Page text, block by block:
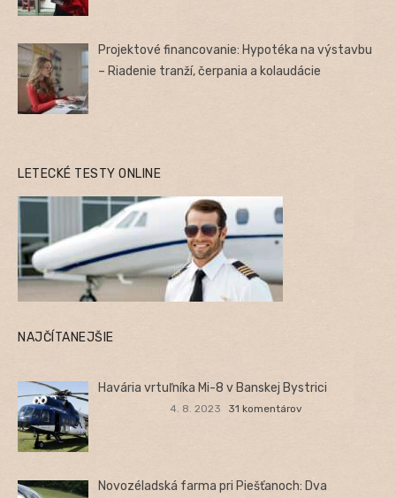
Projektové financovanie: Hypotéka na výstavbu
– Riadenie tranží, čerpania a kolaudácie
LETECKÉ TESTY ONLINE
NAJČÍTANEJŠIE
Havária vrtuľníka Mi-8 v Banskej Bystrici
4. 8. 2023 31 komentárov
Novozéladská farma pri Piešťanoch: Dva